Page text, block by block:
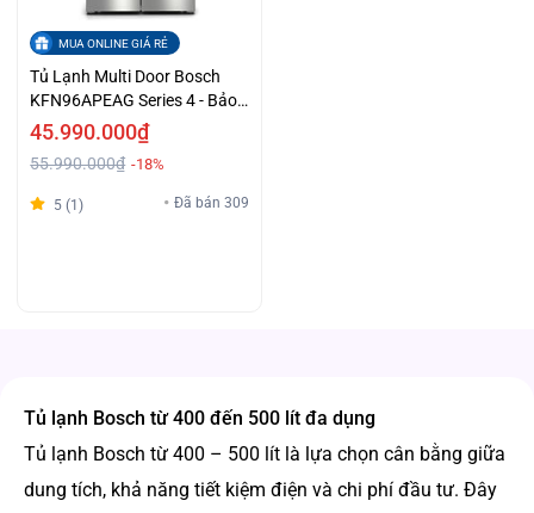
MUA ONLINE GIÁ RẺ
Tủ Lạnh Multi Door Bosch
KFN96APEAG Series 4 - Bảo
Quản Thực Phẩm Với Công
Nghệ Vượt Trội MultiAirflow
Hỗ Trợ Trả Góp
45.990.000₫
55.990.000₫ -18%
5 (1) Đã bán 309
Tủ lạnh Bosch từ 400 đến 500 lít đa dụng
Tủ lạnh Bosch từ 400 – 500 lít là lựa chọn cân bằng giữa
dung tích, khả năng tiết kiệm điện và chi phí đầu tư. Đây